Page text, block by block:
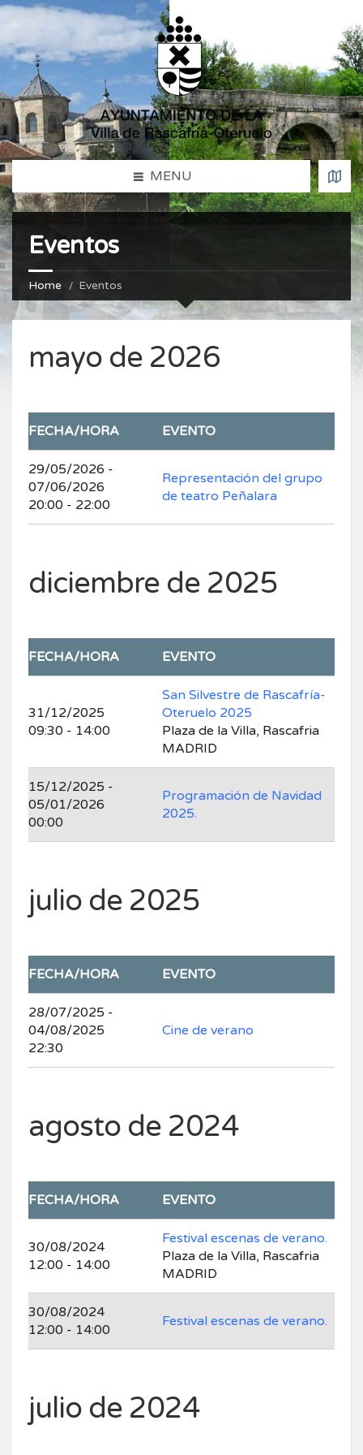
MENU
Eventos
Home Eventos
mayo de 2026
FECHA/HORA EVENTO
29/05/2026 -
07/06/2026
20:00 - 22:00
Representación del grupo
de teatro Peñalara
diciembre de 2025
FECHA/HORA EVENTO
31/12/2025
09:30 - 14:00
San Silvestre de Rascafría-
Oteruelo 2025
Plaza de la Villa, Rascafria
MADRID
15/12/2025 -
05/01/2026
00:00
Programación de Navidad
2025.
julio de 2025
FECHA/HORA EVENTO
28/07/2025 -
04/08/2025
22:30
Cine de verano
agosto de 2024
FECHA/HORA EVENTO
30/08/2024
12:00 - 14:00
Festival escenas de verano.
Plaza de la Villa, Rascafria
MADRID
30/08/2024
12:00 - 14:00
Festival escenas de verano.
julio de 2024